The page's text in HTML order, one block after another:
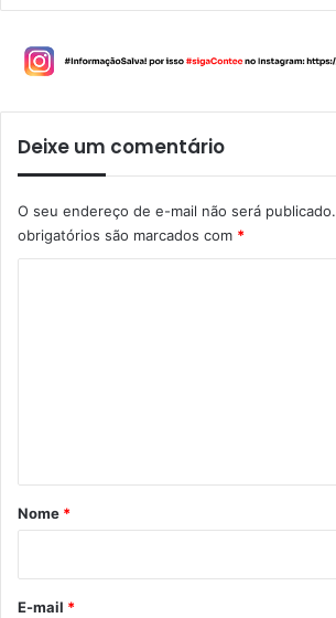
Deixe um comentário
O seu endereço de e-mail não será publicado.
obrigatórios são marcados com *
r
*
Nome *
E-mail *